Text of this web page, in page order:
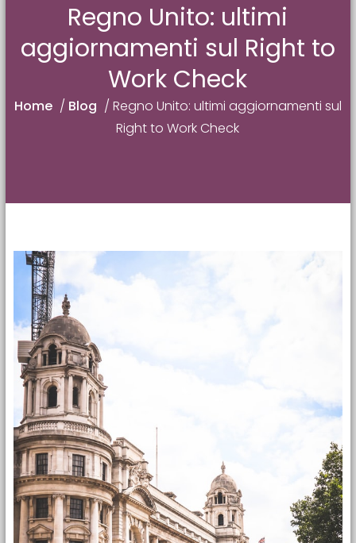
Regno Unito: ultimi
aggiornamenti sul Right to
Work Check
Home / Blog / Regno Unito: ultimi aggiornamenti sul
Right to Work Check